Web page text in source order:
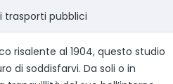
trasporti pubblici
risalente al 1904, questo studio
di soddisfarvi. Da soli o in